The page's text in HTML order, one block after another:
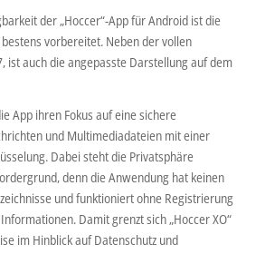
der „Hoccer“-App für Android ist die
vorbereitet. Neben der vollen
ist auch die angepasste Darstellung auf dem
App ihren Fokus auf eine sichere
und Multimediadateien mit einer
Dabei steht die Privatsphäre
denn die Anwendung hat keinen
und funktioniert ohne Registrierung
Damit grenzt sich „Hoccer XO“
im Hinblick auf Datenschutz und